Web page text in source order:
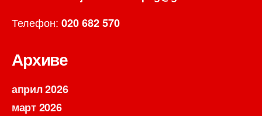
Телефон: 020 682 570
Архиве
април 2026
март 2026